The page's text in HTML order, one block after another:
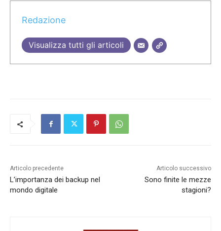
Redazione
Visualizza tutti gli articoli
Articolo precedente
L’importanza dei backup nel
mondo digitale
Articolo successivo
Sono finite le mezze
stagioni?